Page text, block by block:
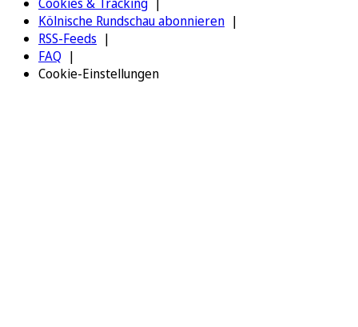
Kölnische Rundschau abonnieren
RSS-Feeds
FAQ
Cookie-Einstellungen